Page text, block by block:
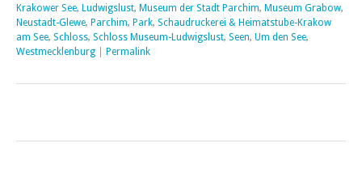
Krakower See, Ludwigslust, Museum der Stadt Parchim, Museum Grabow,
Neustadt-Glewe, Parchim, Park, Schaudruckerei & Heimatstube-Krakow
am See, Schloss, Schloss Museum-Ludwigslust, Seen, Um den See,
Westmecklenburg
Permalink